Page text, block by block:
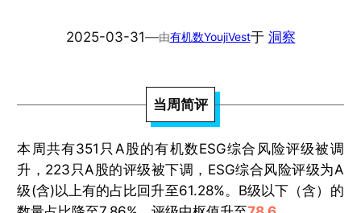
2025-03-31—由有机数YoujiVest于 洞察
当周简评
本周共有351只A股的有机数ESG综合风险评级被调
升，223只A股的评级被下调，ESG综合风险评级为A
级(含)以上有的占比回升至61.28%。B级以下（含）的